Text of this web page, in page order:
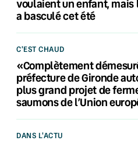
voulaient un enfant, mais
a basculé cet été
C'EST CHAUD
«Complètement
préfecture de Gironde
plus grand projet de
saumons de l’Union
DANS L'ACTU